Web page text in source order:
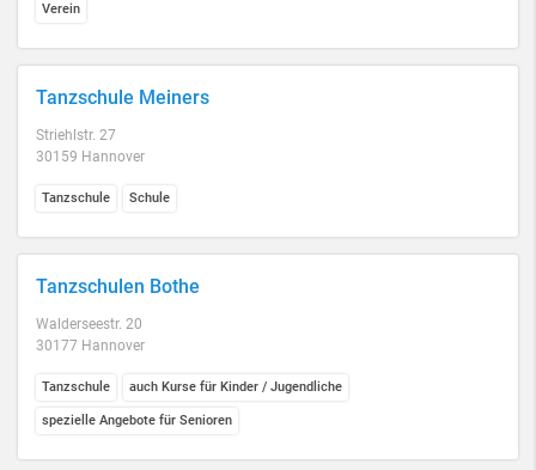
Verein
Tanzschule Meiners
Striehlstr. 27
30159 Hannover
Tanzschule Schule
Tanzschulen Bothe
Walderseestr. 20
30177 Hannover
Tanzschule auch Kurse für Kinder / Jugendliche
spezielle Angebote für Senioren